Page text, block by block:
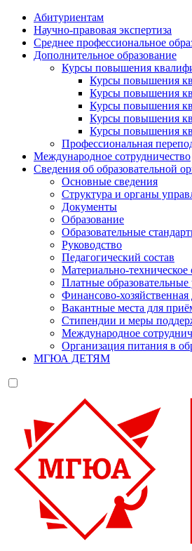
Абитуриентам
Научно-правовая экспертиза
Cреднее профессиональное
Дополнительное образование
Курсы повышения
Курсы повышения
Курсы повышения
Курсы повышения
Курсы повышения
Курсы повышения
Профессиональная
Международное сотрудничество
Сведения об образовательной
Основные сведения
Структура и органы
Документы
Образование
Образовательные
Руководство
Педагогический состав
Материально-техническое
Платные образовательные
Финансово-хозяйственная
Вакантные места для
Стипендии и меры
Международное
Организация питания в
МГЮА ДЕТЯМ